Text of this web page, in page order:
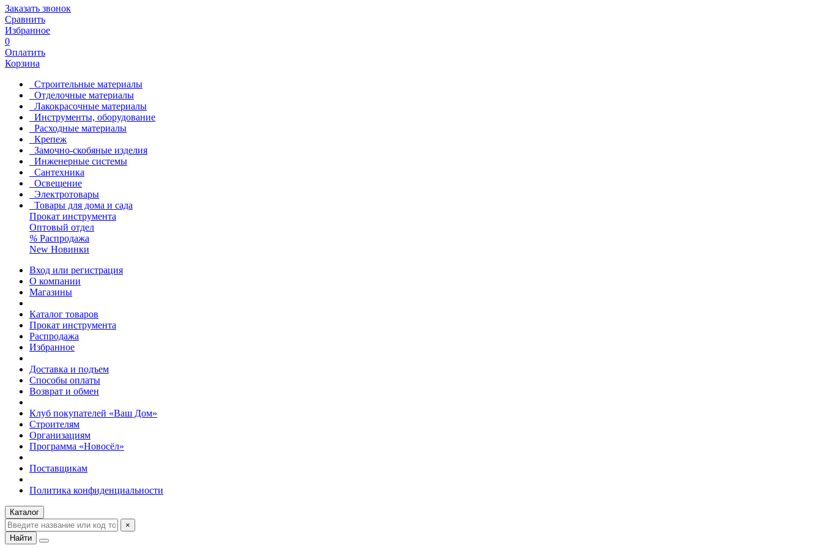
Заказать звонок
Сравнить
Избранное
0
Оплатить
Корзина
Строительные материалы
Отделочные материалы
Лакокрасочные материалы
Инструменты, оборудование
Расходные материалы
Крепеж
Замочно-скобяные изделия
Инженерные системы
Сантехника
Освещение
Электротовары
Товары для дома и сада
Прокат инструмента
Оптовый отдел
% Распродажа
New Новинки
Вход или регистрация
О компании
Магазины
Каталог товаров
Прокат инструмента
Распродажа
Избранное
Доставка и подъем
Способы оплаты
Возврат и обмен
Клуб покупателей «Ваш Дом»
Строителям
Организациям
Программа «Новосёл»
Поставщикам
Политика конфиденциальности
Каталог
×
Найти